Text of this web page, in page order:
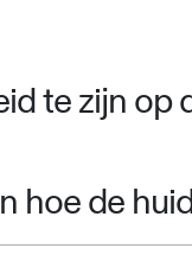
te zijn op
hoe de